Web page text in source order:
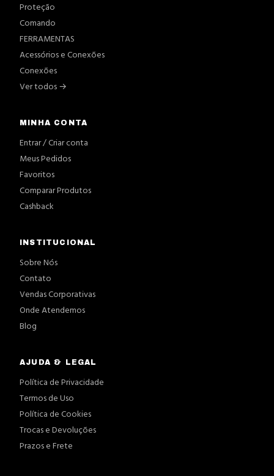
Proteção
Comando
FERRAMENTAS
Acessórios e Conexões
Conexões
Ver todos →
MINHA CONTA
Entrar / Criar conta
Meus Pedidos
Favoritos
Comparar Produtos
Cashback
INSTITUCIONAL
Sobre Nós
Contato
Vendas Corporativas
Onde Atendemos
Blog
AJUDA & LEGAL
Política de Privacidade
Termos de Uso
Política de Cookies
Trocas e Devoluções
Prazos e Frete